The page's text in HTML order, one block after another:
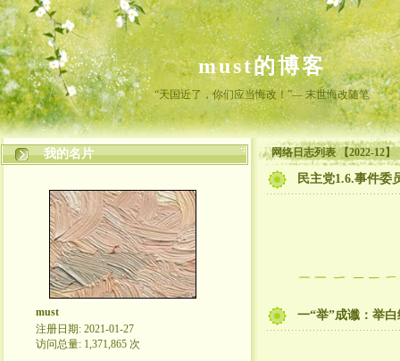
must的博客
“天国近了，你们应当悔改！”— 末世悔改随笔
我的名片
must
注册日期: 2021-01-27
访问总量: 1,371,865 次
网络日志列表 【2022-12】
民主党1.6.事件委
一“举”成谶：举